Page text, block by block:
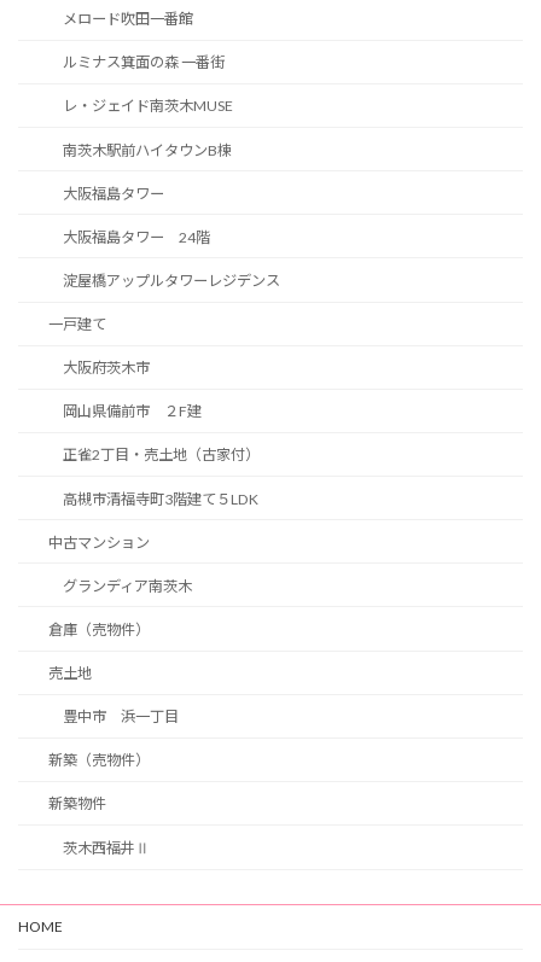
メロード吹田一番館
ルミナス箕面の森 一番街
レ・ジェイド南茨木MUSE
南茨木駅前ハイタウンB棟
大阪福島タワー
大阪福島タワー 24階
淀屋橋アップルタワーレジデンス
一戸建て
大阪府茨木市
岡山県備前市 ２F建
正雀2丁目・売土地（古家付）
高槻市清福寺町3階建て５LDK
中古マンション
グランディア南茨木
倉庫（売物件）
売土地
豊中市 浜一丁目
新築（売物件）
新築物件
茨木西福井Ⅱ
HOME